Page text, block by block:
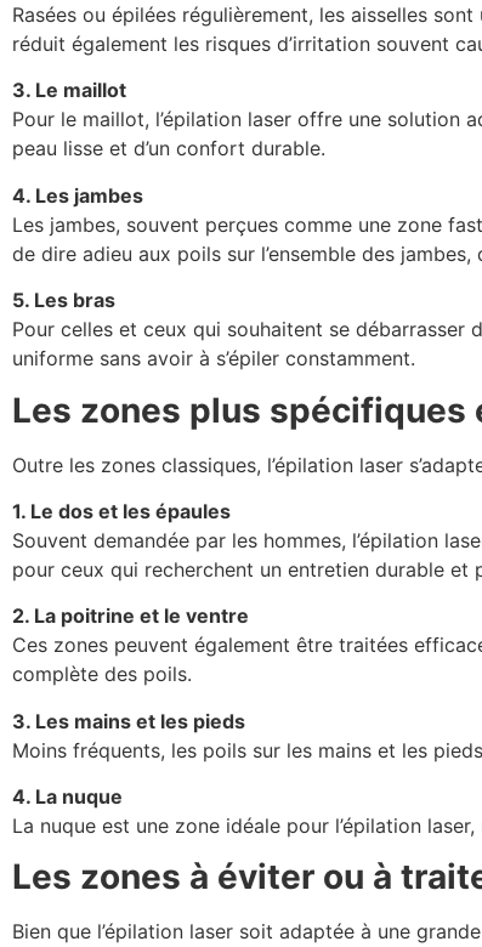
Rasées ou épilées régulièrement, les aisselles
réduit également les risques d’irritation souvent
3. Le maillot
Pour le maillot, l’épilation laser offre une solution
peau lisse et d’un confort durable.
4. Les jambes
Les jambes, souvent perçues comme une zone
de dire adieu aux poils sur l’ensemble des
5. Les bras
Pour celles et ceux qui souhaitent se débarrasser
uniforme sans avoir à s’épiler constamment.
Les zones plus spécifiques
Outre les zones classiques, l’épilation laser
1. Le dos et les épaules
Souvent demandée par les hommes, l’épilation
pour ceux qui recherchent un entretien durable et
2. La poitrine et le ventre
Ces zones peuvent également être traitées
complète des poils.
3. Les mains et les pieds
Moins fréquents, les poils sur les mains et les
4. La nuque
La nuque est une zone idéale pour l’épilation
Les zones à éviter ou à
Bien que l’épilation laser soit adaptée à une